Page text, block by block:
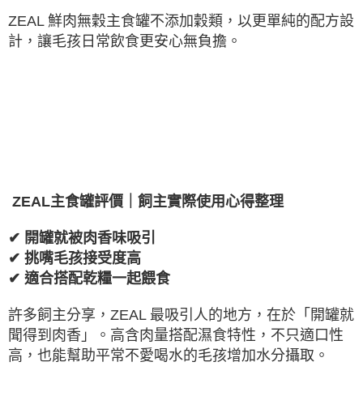
ZEAL 鮮肉無穀主食罐不添加穀類，以更單純的配方設
計，讓毛孩日常飲食更安心無負擔。
ZEAL主食罐評價｜飼主實際使用心得整理
✔ 開罐就被肉香味吸引
✔ 挑嘴毛孩接受度高
✔ 適合搭配乾糧一起餵食
許多飼主分享， ZEAL 最吸引人的地方，在於「開罐就
聞得到肉香」。高含肉量搭配濕食特性，不只適口性
高，也能幫助平常不愛喝水的毛孩增加水分攝取。